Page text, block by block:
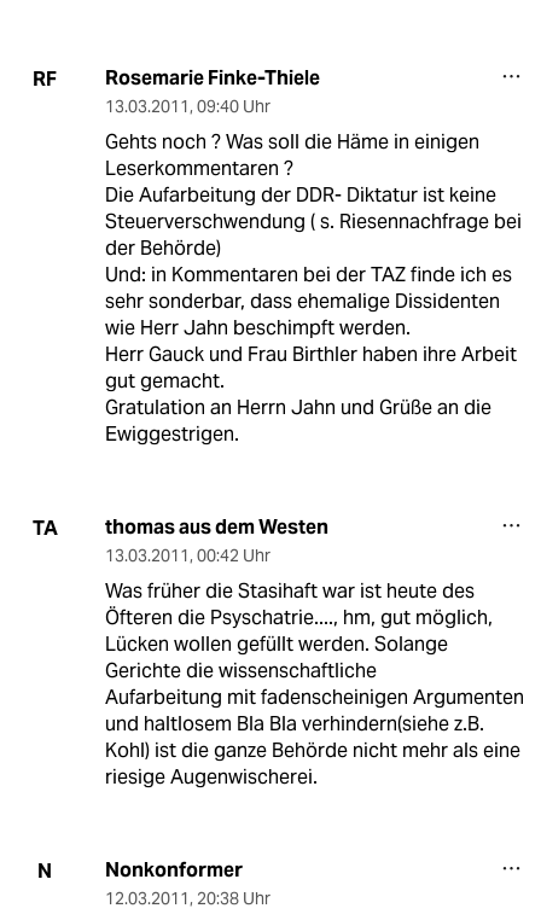
RF Rosemarie Finke-Thiele
13.03.2011, 09:40 Uhr
Gehts noch ? Was soll die Häme in einigen
Leserkommentaren ?
Die Aufarbeitung der DDR- Diktatur ist keine
Steuerverschwendung ( s. Riesennachfrage bei
der Behörde)
Und: in Kommentaren bei der TAZ finde ich es
sehr sonderbar, dass ehemalige Dissidenten
wie Herr Jahn beschimpft werden.
Herr Gauck und Frau Birthler haben ihre Arbeit
gut gemacht.
Gratulation an Herrn Jahn und Grüße an die
Ewiggestrigen.
TA thomas aus dem Westen
13.03.2011, 00:42 Uhr
Was früher die Stasihaft war ist heute des
Öfteren die Psyschatrie...., hm, gut möglich,
Lücken wollen gefüllt werden. Solange
Gerichte die wissenschaftliche
Aufarbeitung mit fadenscheinigen Argumenten
und haltlosem Bla Bla verhindern(siehe z.B.
Kohl) ist die ganze Behörde nicht mehr als eine
riesige Augenwischerei.
N Nonkonformer
12.03.2011, 20:38 Uhr